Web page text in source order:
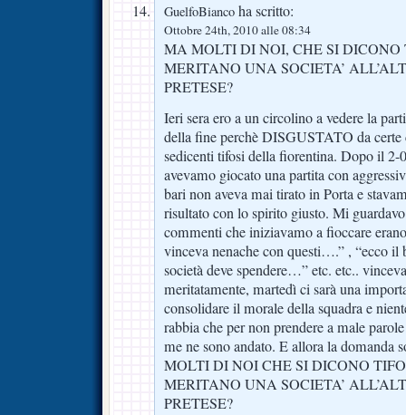
GuelfoBianco ha scritto:
Ottobre 24th, 2010 alle 08:34
MA MOLTI DI NOI, CHE SI
MERITANO UNA SOCIETA’
PRETESE?
Ieri sera ero a un circolino a vedere la
della fine perchè DISGUSTATO da
sedicenti tifosi della fiorentina. Dopo il 2-
avevamo giocato una partita con
bari non aveva mai tirato in Porta e
risultato con lo spirito giusto. Mi
commenti che iniziavamo a fioccare
vinceva nenache con questi….” , “ecco
società deve spendere…” etc. etc..
meritatamente, martedì ci sarà una
consolidare il morale della squadra e
rabbia che per non prendere a male
me ne sono andato. E allora la domanda
MOLTI DI NOI CHE SI DICONO
MERITANO UNA SOCIETA’
PRETESE?